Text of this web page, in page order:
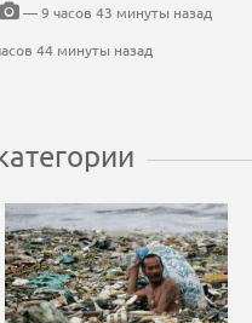
— 9 часов 43 минуты назад
44 минуты назад